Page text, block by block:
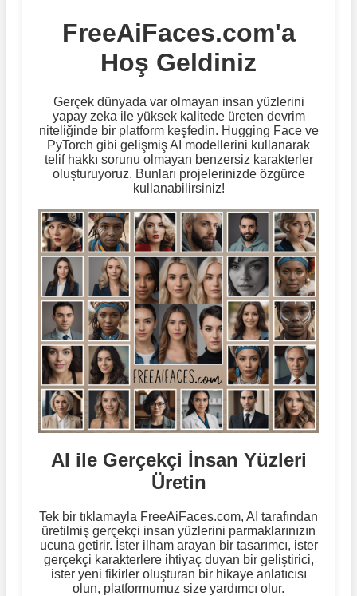
FreeAiFaces.com'a
Hoş Geldiniz
Gerçek dünyada var olmayan insan yüzlerini
yapay zeka ile yüksek kalitede üreten devrim
niteliğinde bir platform keşfedin. Hugging Face ve
PyTorch gibi gelişmiş AI modellerini kullanarak
telif hakkı sorunu olmayan benzersiz karakterler
oluşturuyoruz. Bunları projelerinizde özgürce
kullanabilirsiniz!
AI ile Gerçekçi İnsan Yüzleri
Üretin
Tek bir tıklamayla FreeAiFaces.com, AI tarafından
üretilmiş gerçekçi insan yüzlerini parmaklarınızın
ucuna getirir. İster ilham arayan bir tasarımcı, ister
gerçekçi karakterlere ihtiyaç duyan bir geliştirici,
ister yeni fikirler oluşturan bir hikaye anlatıcısı
olun, platformumuz size yardımcı olur.